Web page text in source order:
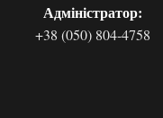
Адміністратор:
+38 (050) 804-4758